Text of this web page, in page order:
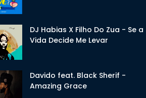
DJ Habias X Filho Do Zua - Se a
Vida Decide Me Levar
Davido feat. Black Sherif -
Amazing Grace